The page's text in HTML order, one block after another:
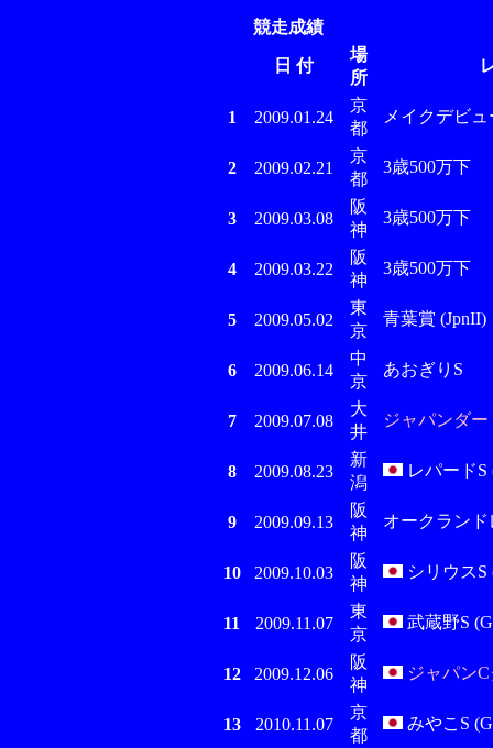
競走成績
日 付
場
所
1 2009.01.24
京
都
メイクデビ
2 2009.02.21
京
都
3歳500万下
3 2009.03.08
阪
神
3歳500万下
4 2009.03.22
阪
神
3歳500万下
5 2009.05.02
東
京
青葉賞 (JpnII)
6 2009.06.14
中
京
あおぎりS
7 2009.07.08
大
井
ジャパンダー
8 2009.08.23
新
潟
レパード
9 2009.09.13
阪
神
オークラン
10 2009.10.03
阪
神
シリウスS
11 2009.11.07
東
京
武蔵野S
12 2009.12.06
阪
神
ジャパン
13 2010.11.07
京
都
みやこS